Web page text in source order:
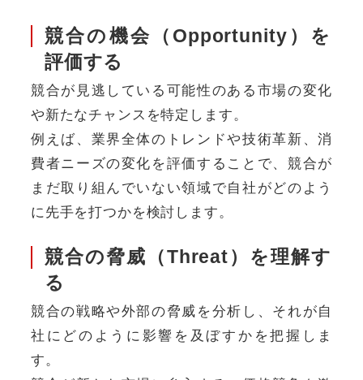
競合の機会（Opportunity）を
評価する
競合が見逃している可能性のある市場の変化
や新たなチャンスを特定します。
例えば、業界全体のトレンドや技術革新、消
費者ニーズの変化を評価することで、競合が
まだ取り組んでいない領域で自社がどのよう
に先手を打つかを検討します。
競合の脅威（Threat）を理解す
る
競合の戦略や外部の脅威を分析し、それが自
社にどのように影響を及ぼすかを把握しま
す。